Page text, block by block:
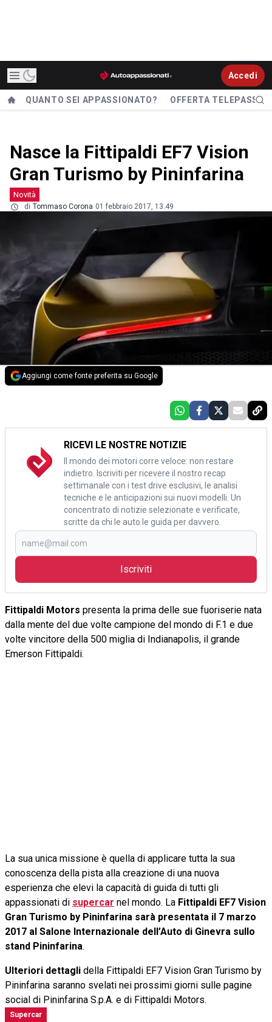
Accedi
QUANTO SEI APPASSIONATO? OFFERTA TELEPASS
Nasce la Fittipaldi EF7 Vision
Gran Turismo by Pininfarina
Novità
di Tommaso Corona 01 febbraio 2017, 13.49
Aggiungi come fonte preferita su Google
RICEVI LE NOSTRE NOTIZIE
Il mondo dei motori corre veloce: non restare
indietro. Iscriviti per ricevere il nostro recap
settimanale con i test drive esclusivi, le analisi
tecniche e le anticipazioni sui nuovi modelli. Un
concentrato di notizie selezionate e verificate,
scritte da chi le auto le guida per davvero.
Iscriviti
Fittipaldi Motors presenta la prima delle sue fuoriserie nata
dalla mente del due volte campione del mondo di F.1 e due
volte vincitore della 500 miglia di Indianapolis, il grande
Emerson Fittipaldi.
La sua unica missione è quella di applicare tutta la sua
conoscenza della pista alla creazione di una nuova
esperienza che elevi la capacità di guida di tutti gli
appassionati di supercar nel mondo. La Fittipaldi EF7 Vision
Gran Turismo by Pininfarina sarà presentata il 7 marzo
2017 al Salone Internazionale dell’Auto di Ginevra sullo
stand Pininfarina.
Ulteriori dettagli della Fittipaldi EF7 Vision Gran Turismo by
Pininfarina saranno svelati nei prossimi giorni sulle pagine
social di Pininfarina S.p.A. e di Fittipaldi Motors.
Supercar